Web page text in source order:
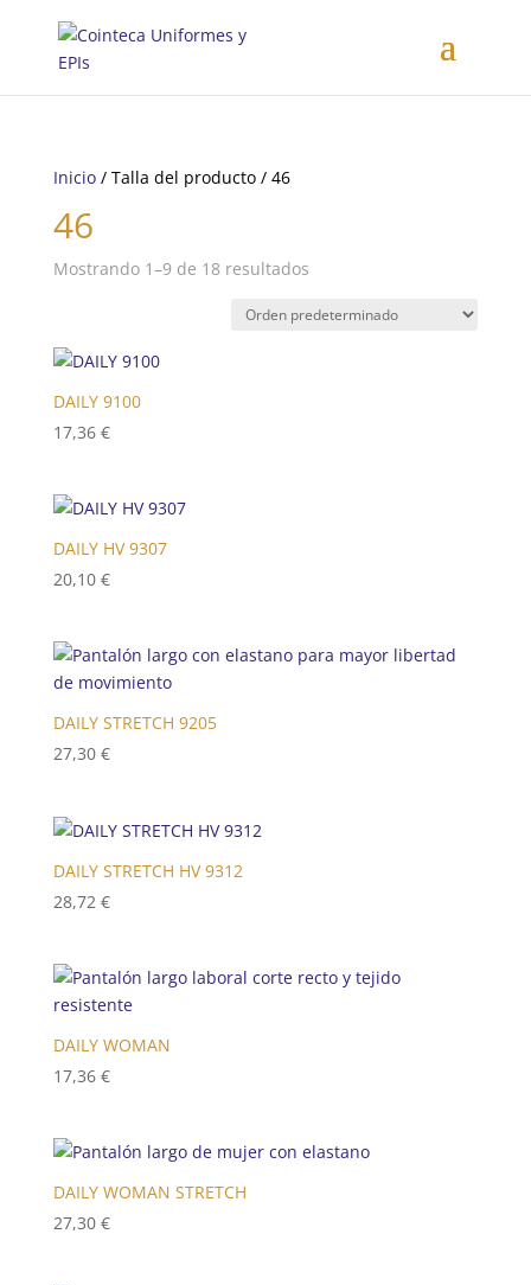
Inicio/ Talla del producto / 46
46
Mostrando 1–9 de 18 resultados
DAILY 9100
17,36 €
DAILY HV 9307
20,10 €
DAILY STRETCH 9205
27,30 €
DAILY STRETCH HV 9312
28,72 €
DAILY WOMAN
17,36 €
DAILY WOMAN STRETCH
27,30 €